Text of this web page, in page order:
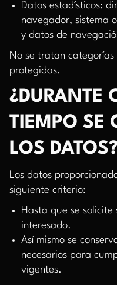
Datos estadísticos:
navegador, sistema
y datos de
No se tratan
protegidas.
¿DURANTE
TIEMPO SE
LOS
Los datos
siguiente criterio:
Hasta que se solicite
interesado.
Así mismo se
necesarios para
vigentes.